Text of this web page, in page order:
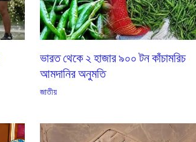
ভারত থেকে ২ হাজার ৯০০ টন কাঁচামরিচ
আমদানির অনুমতি
জাতীয়